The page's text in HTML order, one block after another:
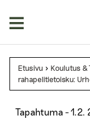
Etusivu > Koulutus &
rahapelitietoisku:
Tapahtuma -1.2.